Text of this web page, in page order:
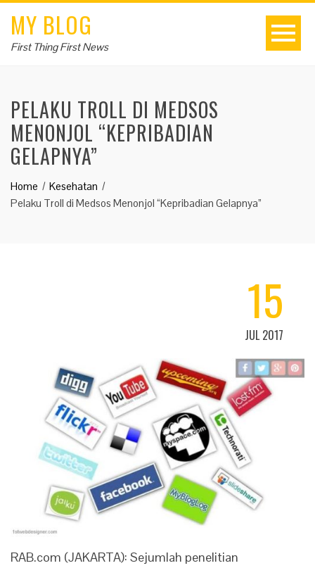
MY BLOG
First Thing First News
PELAKU TROLL DI MEDSOS
MENONJOL “KEPRIBADIAN
GELAPNYA”
Home
Kesehatan
Pelaku Troll di Medsos Menonjol “Kepribadian Gelapnya”
15
JUL 2017
RAB.com (JAKARTA): Sejumlah penelitian